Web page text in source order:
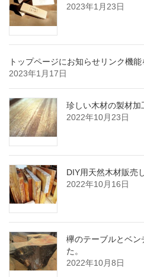
2023年1月23日
トップページにお知らせリンク機能
2023年1月17日
珍しい木材の製材加
2022年10月23日
DIY用天然木材販売
2022年10月16日
欅のテーブルとベン
た。
2022年10月8日